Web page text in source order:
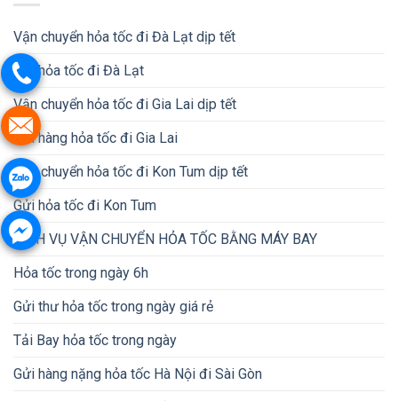
Vận chuyển hỏa tốc đi Đà Lạt dịp tết
Gửi hỏa tốc đi Đà Lạt
Vận chuyển hỏa tốc đi Gia Lai dịp tết
Gửi hàng hỏa tốc đi Gia Lai
Vận chuyển hỏa tốc đi Kon Tum dịp tết
Gửi hỏa tốc đi Kon Tum
DỊCH VỤ VẬN CHUYỂN HỎA TỐC BẰNG MÁY BAY
Hỏa tốc trong ngày 6h
Gửi thư hỏa tốc trong ngày giá rẻ
Tải Bay hỏa tốc trong ngày
Gửi hàng nặng hỏa tốc Hà Nội đi Sài Gòn